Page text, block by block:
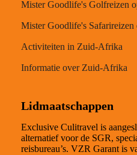
Mister Goodlife's Golfreizen
Mister Goodlife's Safarireizen
Activiteiten in Zuid-Afrika
Informatie over Zuid-Afrika
Lidmaatschappen
Exclusive Culitravel is
alternatief voor de SGR,
reisbureau’s. VZR Garant is